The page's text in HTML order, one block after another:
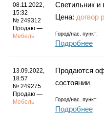
08.11.2022,
15:32
№ 249312
Продаю —
Мебель
Светильник и
Цена: догвор
Город/нас. пункт:
Подробнее
13.09.2022,
18:57
№ 249275
Продаю —
Мебель
Продаются
состоянии
Город/нас. пункт:
Подробнее